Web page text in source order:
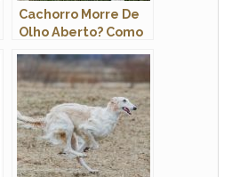
Cachorro Morre De
Olho Aberto? Como
Morreu?